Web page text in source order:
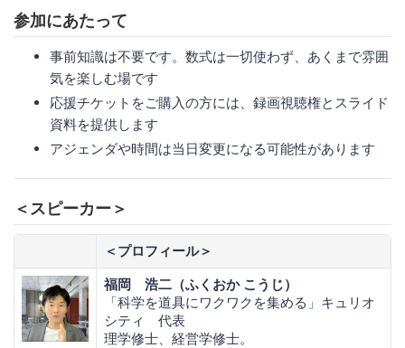
参加にあたって
事前知識は不要です。数式は一切使わず、あくまで雰囲
気を楽しむ場です
応援チケットをご購入の方には、録画視聴権とスライド
資料を提供します
アジェンダや時間は当日変更になる可能性があります
＜スピーカー＞
＜プロフィール＞
福岡 浩二（ふくおか こうじ）
「科学を道具にワクワクを集める」キュリオ
シティ 代表
理学修士、経営学修士。